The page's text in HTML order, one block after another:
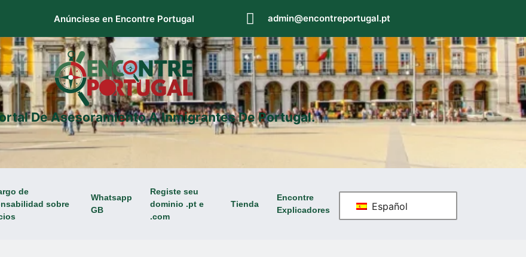
Anúnciese en Encontre Portugal admin@encontreportugal.pt
De Asesoramiento A Inmigrantes De Portugal.
de
sobre
Whatsapp
GB
Registe seu
dominio .pt e
.com
Tienda
Encontre
Explicadores
Español